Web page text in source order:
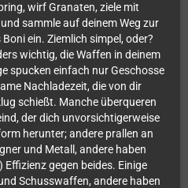
wirf Granaten, ziele mit
sammle auf deinem Weg zur
ein. Ziemlich simpel, oder?
wichtig, die Waffen in deinem
spucken einfach nur Geschosse
Nachladezeit, die von dir
schießt. Manche überqueren
der dich unvorsichtigerweise
herunter; andere prallen an
und Metall, andere haben
gegen beides. Einige
Schusswaffen, andere haben